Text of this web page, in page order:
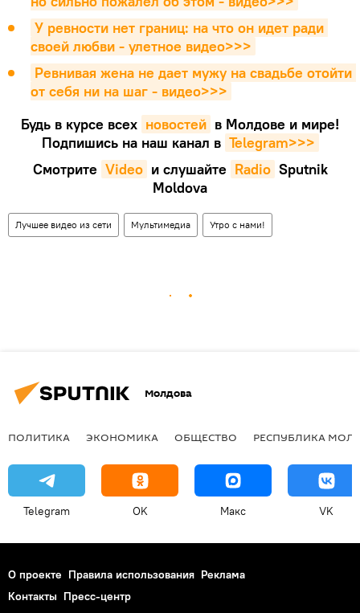
У ревности нет границ: на что он идет ради
своей любви - улетное видео>>>
Ревнивая жена не дает мужу на свадьбе отойти
от себя ни на шаг - видео>>>
Будь в курсе всех новостей в Молдове и мире!
Подпишись на наш канал в Telegram>>>
Смотрите Video и слушайте Radio Sputnik
Moldova
Лучшее видео из сети Мультимедиа Утро с нами!
Молдова
ПОЛИТИКА ЭКОНОМИКА ОБЩЕСТВО РЕСПУБЛИКА
Telegram OK Макс VK
О проекте Правила использования Реклама
Контакты Пресс-центр